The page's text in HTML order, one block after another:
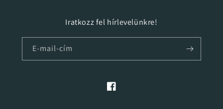
Iratkozz fel hírlevelünkre!
E-mail-cím
Facebook